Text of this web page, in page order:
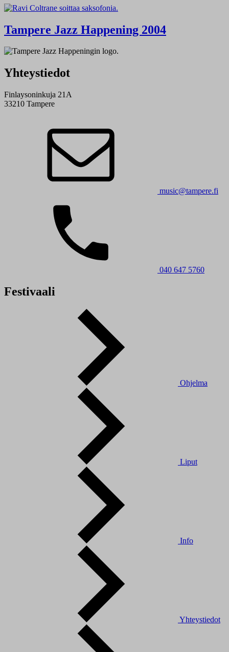
Tampere Jazz Happening 2004
Yhteystiedot
Finlaysoninkuja 21A
33210 Tampere
music@tampere.fi
040 647 5760
Festivaali
Ohjelma
Liput
Info
Yhteystiedot